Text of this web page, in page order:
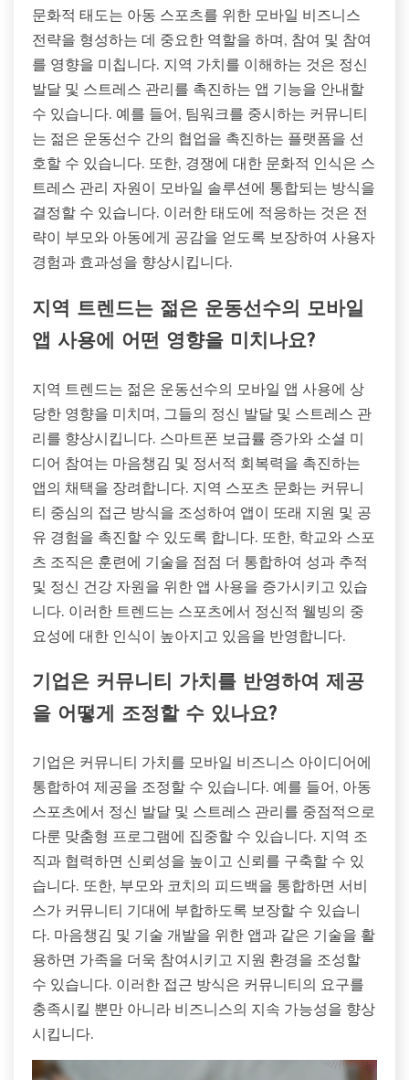
문화적 태도는 아동 스포츠를 위한 모바일 비즈니스
전략을 형성하는 데 중요한 역할을 하며, 참여 및 참여
를 영향을 미칩니다. 지역 가치를 이해하는 것은 정신
발달 및 스트레스 관리를 촉진하는 앱 기능을 안내할
수 있습니다. 예를 들어, 팀워크를 중시하는 커뮤니티
는 젊은 운동선수 간의 협업을 촉진하는 플랫폼을 선
호할 수 있습니다. 또한, 경쟁에 대한 문화적 인식은 스
트레스 관리 자원이 모바일 솔루션에 통합되는 방식을
결정할 수 있습니다. 이러한 태도에 적응하는 것은 전
략이 부모와 아동에게 공감을 얻도록 보장하여 사용자
경험과 효과성을 향상시킵니다.
지역 트렌드는 젊은 운동선수의 모바일
앱 사용에 어떤 영향을 미치나요?
지역 트렌드는 젊은 운동선수의 모바일 앱 사용에 상
당한 영향을 미치며, 그들의 정신 발달 및 스트레스 관
리를 향상시킵니다. 스마트폰 보급률 증가와 소셜 미
디어 참여는 마음챙김 및 정서적 회복력을 촉진하는
앱의 채택을 장려합니다. 지역 스포츠 문화는 커뮤니
티 중심의 접근 방식을 조성하여 앱이 또래 지원 및 공
유 경험을 촉진할 수 있도록 합니다. 또한, 학교와 스포
츠 조직은 훈련에 기술을 점점 더 통합하여 성과 추적
및 정신 건강 자원을 위한 앱 사용을 증가시키고 있습
니다. 이러한 트렌드는 스포츠에서 정신적 웰빙의 중
요성에 대한 인식이 높아지고 있음을 반영합니다.
기업은 커뮤니티 가치를 반영하여 제공
을 어떻게 조정할 수 있나요?
기업은 커뮤니티 가치를 모바일 비즈니스 아이디어에
통합하여 제공을 조정할 수 있습니다. 예를 들어, 아동
스포츠에서 정신 발달 및 스트레스 관리를 중점적으로
다룬 맞춤형 프로그램에 집중할 수 있습니다. 지역 조
직과 협력하면 신뢰성을 높이고 신뢰를 구축할 수 있
습니다. 또한, 부모와 코치의 피드백을 통합하면 서비
스가 커뮤니티 기대에 부합하도록 보장할 수 있습니
다. 마음챙김 및 기술 개발을 위한 앱과 같은 기술을 활
용하면 가족을 더욱 참여시키고 지원 환경을 조성할
수 있습니다. 이러한 접근 방식은 커뮤니티의 요구를
충족시킬 뿐만 아니라 비즈니스의 지속 가능성을 향상
시킵니다.